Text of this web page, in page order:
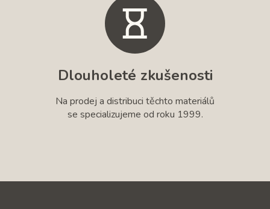
Dlouholeté zkušenosti
Na prodej a distribuci těchto materiálů
se specializujeme od roku 1999.